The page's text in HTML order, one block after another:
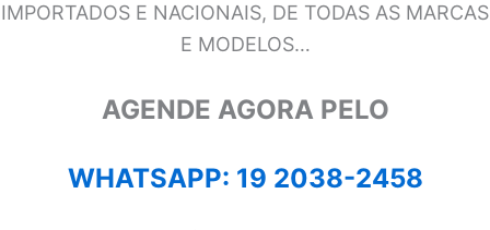
IMPORTADOS E NACIONAIS, DE TODAS AS MARCAS
E MODELOS…
AGENDE AGORA PELO
WHATSAPP: 19 2038-2458